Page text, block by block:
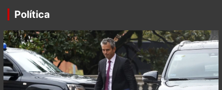
Política